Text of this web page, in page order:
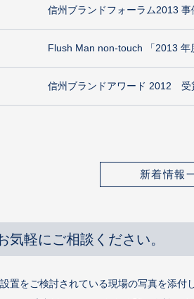
信州ブランドフォーラム2013 事
Flush Man non-touch 「2013
信州ブランドアワード 2012 受
新着情報
気軽にご相談ください。
置をご検討されている現場の写真を添付